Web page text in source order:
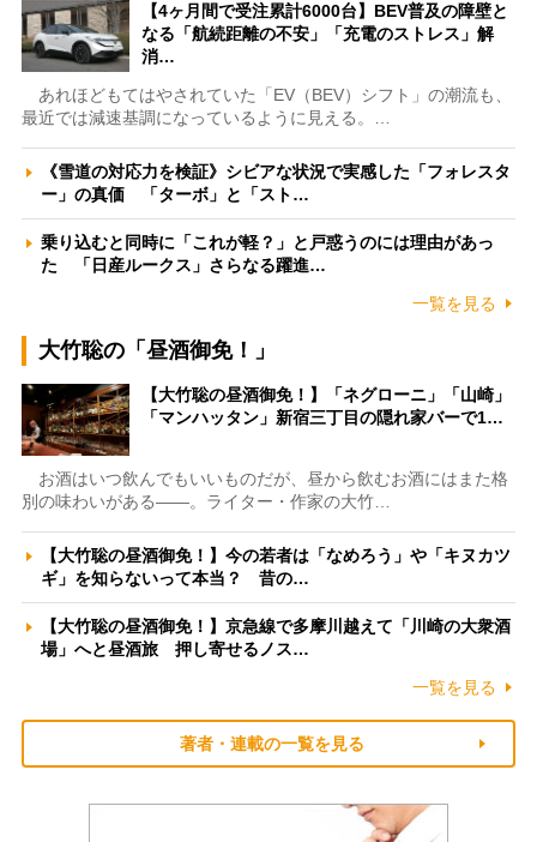
【4ヶ月間で受注累計6000台】BEV普及の障壁と
なる「航続距離の不安」「充電のストレス」解
消…
あれほどもてはやされていた「EV（BEV）シフト」の潮流も、
最近では減速基調になっているように見える。…
《雪道の対応力を検証》シビアな状況で実感した「フォレスタ
ー」の真価 「ターボ」と「スト…
乗り込むと同時に「これが軽？」と戸惑うのには理由があっ
た 「日産ルークス」さらなる躍進…
一覧を見る
大竹聡の「昼酒御免！」
【大竹聡の昼酒御免！】「ネグローニ」「山崎」
「マンハッタン」新宿三丁目の隠れ家バーで1…
お酒はいつ飲んでもいいものだが、昼から飲むお酒にはまた格
別の味わいがある――。ライター・作家の大竹…
【大竹聡の昼酒御免！】今の若者は「なめろう」や「キヌカツ
ギ」を知らないって本当？ 昔の…
【大竹聡の昼酒御免！】京急線で多摩川越えて「川崎の大衆酒
場」へと昼酒旅 押し寄せるノス…
一覧を見る
著者・連載の一覧を見る